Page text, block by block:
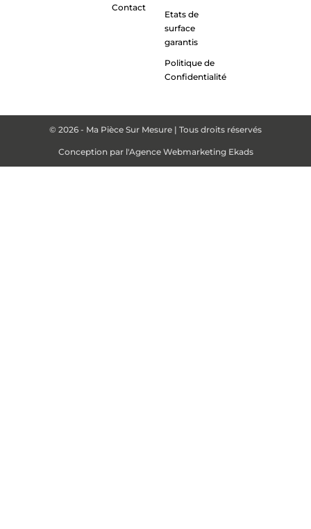
Contact
Etats de
surface
garantis
Politique de
Confidentialité
© 2026 - Ma Pièce Sur Mesure | Tous droits réservés
Conception par l'Agence Webmarketing Ekads